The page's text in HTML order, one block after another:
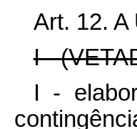
Art. 12. A
I -
I -